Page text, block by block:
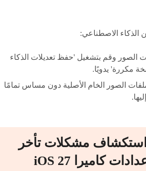
الذكاء الاصطناعي:
الصور وقم بتشغيل 'حفظ تعديلات الذكاء
مكررة' يدويًا.
الصور الخام الأصلية دون مساس تمامًا
4: استكشاف مشكلات تأخر
وأخطاء إعدادات كاميرا iOS 27